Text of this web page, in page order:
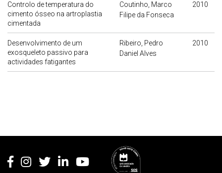
Controlo de temperatura do
cimento ósseo na artroplastia
cimentada
Coutinho, Marco
Filipe da Fonseca
2010
Desenvolvimento de um
exosqueleto passivo para
actividades fatigantes
Ribeiro, Pedro
Daniel Alves
2010